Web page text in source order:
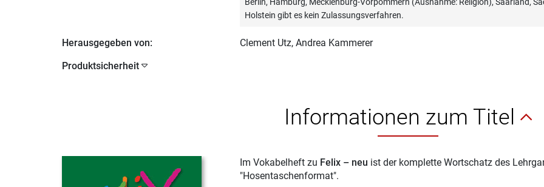
Holstein gibt es kein Zulassungsverfahren.
Herausgegeben von: Clement Utz, Andrea Kammerer
Produktsicherheit
Informationen zum Titel
Im Vokabelheft zu Felix – neu ist der komplette Wortschatz des
"Hosentaschenformat".